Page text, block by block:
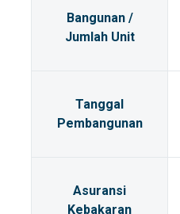
Bangunan /
Jumlah Unit
Tanggal
Pembangunan
Asuransi
Kebakaran